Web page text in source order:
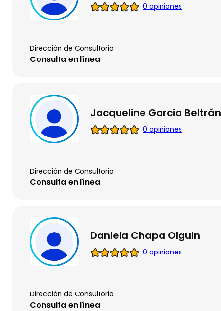
0 opiniones
Dirección de Consultorio
Consulta en línea
Jacqueline Garcia Beltrán
0 opiniones
Dirección de Consultorio
Consulta en línea
Daniela Chapa Olguin
0 opiniones
Dirección de Consultorio
Consulta en línea